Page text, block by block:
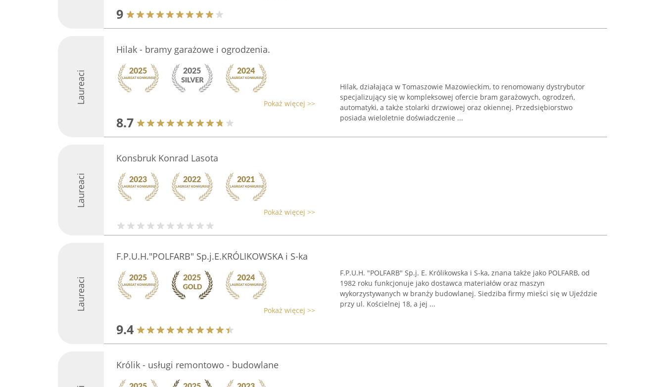
9
Laureaci
Hilak - bramy garażowe i ogrodzenia.
Pokaż więcej >>
8.7
Hilak, działająca w Tomaszowie Mazowieckim, to renomowany dystrybutor
specjalizujący się w kompleksowej ofercie bram garażowych, ogrodzeń,
automatyki, a także stolarki drzwiowej oraz okiennej. Przedsiębiorstwo
posiada wieloletnie doświadczenie ...
Laureaci
Konsbruk Konrad Lasota
Pokaż więcej >>
Laureaci
F.P.U.H."POLFARB" Sp.j.E.KRÓLIKOWSKA i S-ka
Pokaż więcej >>
9.4
F.P.U.H. "POLFARB" Sp.j. E. Królikowska i S-ka, znana także jako POLFARB, od
1982 roku funkcjonuje jako dostawca materiałów oraz maszyn
wykorzystywanych w branży budowlanej. Siedziba firmy mieści się w Ujeździe
przy ul. Kościelnej 18, a jej ...
Królik - usługi remontowo - budowlane